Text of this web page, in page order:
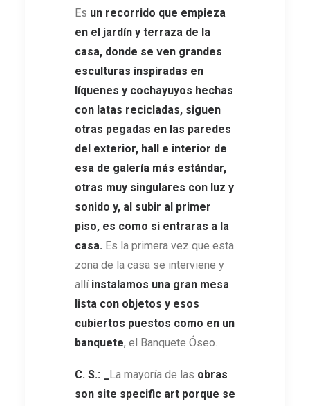
Es un recorrido que empieza
en el jardín y terraza de la
casa, donde se ven grandes
esculturas inspiradas en
líquenes y cochayuyos hechas
con latas recicladas, siguen
otras pegadas en las paredes
del exterior, hall e interior de
esa de galería más estándar,
otras muy singulares con luz y
sonido y, al subir al primer
piso, es como si entraras a la
casa. Es la primera vez que esta
zona de la casa se interviene y
allíinstalamos una gran mesa
lista con objetos y esos
cubiertos puestos como en un
banquete, el Banquete Óseo.
C. S.: _ La mayoría de las obras
son site specific art porque se